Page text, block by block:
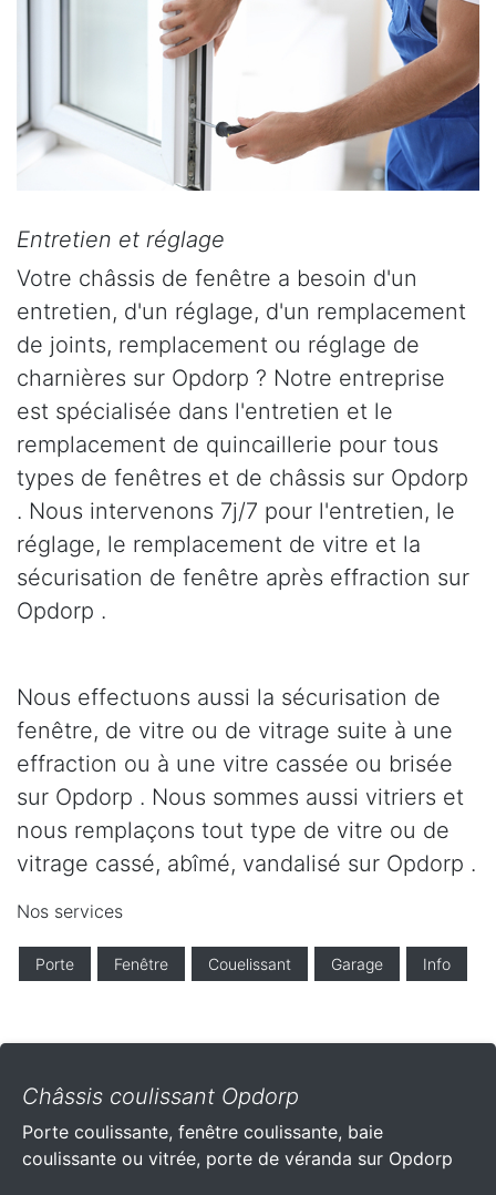
Entretien et réglage
Votre châssis de fenêtre a besoin d'un
entretien, d'un réglage, d'un remplacement
de joints, remplacement ou réglage de
charnières sur Opdorp ? Notre entreprise
est spécialisée dans l'entretien et le
remplacement de quincaillerie pour tous
types de fenêtres et de châssis sur Opdorp
. Nous intervenons 7j/7 pour l'entretien, le
réglage, le remplacement de vitre et la
sécurisation de fenêtre après effraction sur
Opdorp .
Nous effectuons aussi la sécurisation de
fenêtre, de vitre ou de vitrage suite à une
effraction ou à une vitre cassée ou brisée
sur Opdorp . Nous sommes aussi vitriers et
nous remplaçons tout type de vitre ou de
vitrage cassé, abîmé, vandalisé sur Opdorp .
Nos services
Porte Fenêtre Couelissant Garage Info
Châssis coulissant Opdorp
Porte coulissante, fenêtre coulissante, baie
coulissante ou vitrée, porte de véranda sur Opdorp